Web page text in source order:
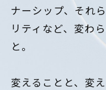
ナーシップ、それ
リティなど、変わ
と。
変えることと、変